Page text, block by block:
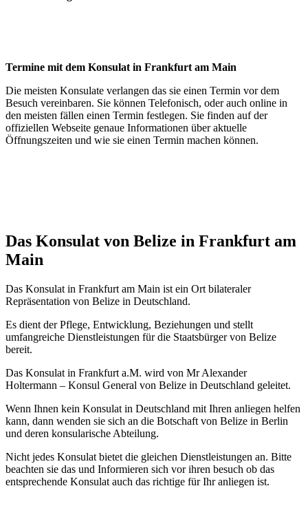
Termine mit dem Konsulat in Frankfurt am Main
Die meisten Konsulate verlangen das sie einen Termin vor dem
Besuch vereinbaren. Sie können Telefonisch, oder auch online in
den meisten fällen einen Termin festlegen. Sie finden auf der
offiziellen Webseite genaue Informationen über aktuelle
Öffnungszeiten und wie sie einen Termin machen können.
Das Konsulat von Belize in Frankfurt am
Main
Das Konsulat in Frankfurt am Main ist ein Ort bilateraler
Repräsentation von Belize in Deutschland.
Es dient der Pflege, Entwicklung, Beziehungen und stellt
umfangreiche Dienstleistungen für die Staatsbürger von Belize
bereit.
Das Konsulat in Frankfurt a.M. wird von Mr Alexander
Holtermann – Konsul General von Belize in Deutschland geleitet.
Wenn Ihnen kein Konsulat in Deutschland mit Ihren anliegen helfen
kann, dann wenden sie sich an die Botschaft von Belize in Berlin
und deren konsularische Abteilung.
Nicht jedes Konsulat bietet die gleichen Dienstleistungen an. Bitte
beachten sie das und Informieren sich vor ihren besuch ob das
entsprechende Konsulat auch das richtige für Ihr anliegen ist.